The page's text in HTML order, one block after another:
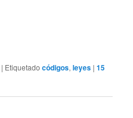
| Etiquetado códigos,leyes |15